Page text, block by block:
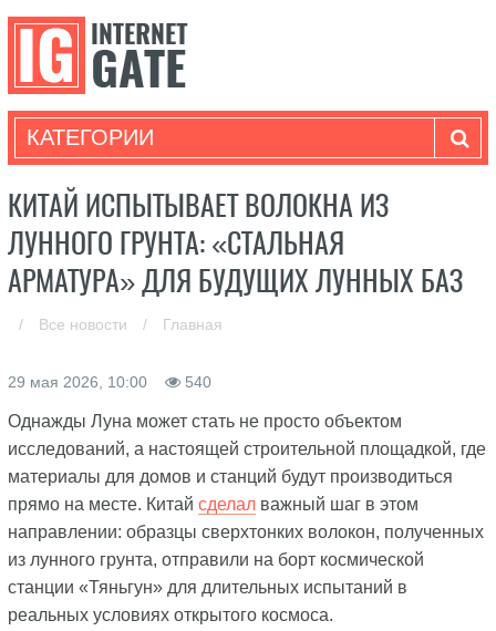
КАТЕГОРИИ
КИТАЙ ИСПЫТЫВАЕТ ВОЛОКНА ИЗ
ЛУННОГО ГРУНТА: «СТАЛЬНАЯ
АРМАТУРА» ДЛЯ БУДУЩИХ ЛУННЫХ БАЗ
/ Все новости / Главная
29 мая 2026, 10:00 540
Однажды Луна может стать не просто объектом
исследований, а настоящей строительной площадкой, где
материалы для домов и станций будут производиться
прямо на месте. Китай сделалважный шаг в этом
направлении: образцы сверхтонких волокон, полученных
из лунного грунта, отправили на борт космической
станции «Тяньгун» для длительных испытаний в
реальных условиях открытого космоса.